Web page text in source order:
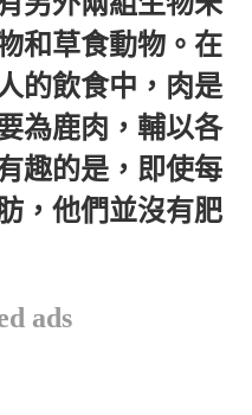
和草食動物。在
的飲食中，肉是
為鹿肉，輔以各
趣的是，即使每
，他們並沒有肥
ads